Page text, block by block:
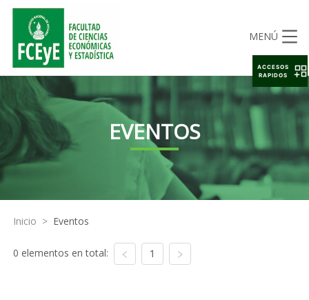
MENÚ
EVENTOS
Inicio > Eventos
0 elementos en total: 1
ACCESOS
RAPIDOS